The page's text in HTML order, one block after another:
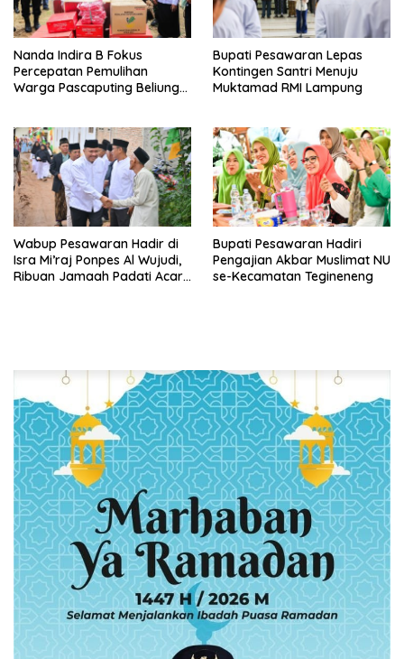
Nanda Indira B Fokus
Percepatan Pemulihan
Warga Pascaputing Beliung
Bupati Pesawaran Lepas
Kontingen Santri Menuju
Muktamad RMI Lampung
Wabup Pesawaran Hadir di
Isra Mi’raj Ponpes Al Wujudi,
Ribuan Jamaah Padati Acara
Bupati Pesawaran Hadiri
Pengajian Akbar Muslimat NU
se-Kecamatan Tegineneng